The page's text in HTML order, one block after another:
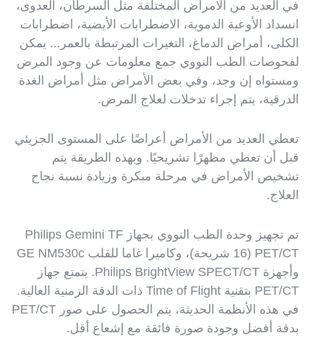
في العديد من الأمراض المختلفة مثل السرطان، العدوى،
انسداد الأوعية الدموية، الاضطرابات الأيضية، اضطرابات
الكلى، أمراض الدماغ، التغيرات المرتبطة بالعمر... يمكن
لفحوصات الطب النووي جمع معلومات عن وجود المرض
ومستواه إن وجد، وفي بعض الأمراض مثل أمراض الغدة
الدرقية، يتم إجراء تدخلات لعلاج المرض.
تعطي العديد من الأمراض أعراضًا على المستوى الجزيئي
قبل أن تعطي مظهرًا تشريحيًا. وبهذه الطريقة يتم
تشخيص الأمراض في مرحلة مبكرة وزيادة نسبة نجاح
العلاج.
تم تجهيز وحدة الطب النووي بجهاز Philips Gemini TF
PET/CT (16 شريحة)، وكاميرا غاما للقلب GE NM530c
وأجهزة Philips BrightView SPECT/CT. يتمتع جهاز
PET/CT بتقنية Time of Flight ذات الدقة الزمنية العالية.
في هذه الأنظمة الحديثة، يتم الحصول على صور PET/CT
بدقة أفضل وجودة صورة فائقة مع إشعاع أقل.